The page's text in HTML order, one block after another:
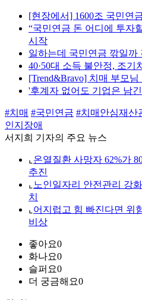
[현장에서] 1600조 국민연
“국민연금 돈 어디에 투자
시작
일하는데 국민연금 깎일까
40·50대 소득 불안정, 조기
[Trend&Bravo] 치매 부모
'후계자 없어도 기업은 남
#치매 #국민연금 #치매안심재산
인지장애
서지희 기자의 주요 뉴스
⌞ 온열질환 사망자 62%가
추진
⌞ 노인일자리 안전관리 강
치
⌞ 어지럽고 힘 빠진다면 위
비상
좋아요0
화나요0
슬퍼요0
더 궁금해요0